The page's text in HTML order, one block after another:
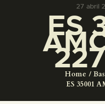
27 abril
ES
Home
ES 35001